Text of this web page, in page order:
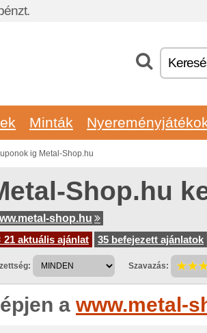
Minták
ig Metal-Shop.hu
Shop.hu
shop.hu
21 aktuális ajánlat
35 befejezett ajánlatok
Szavazás:
a www.metal-